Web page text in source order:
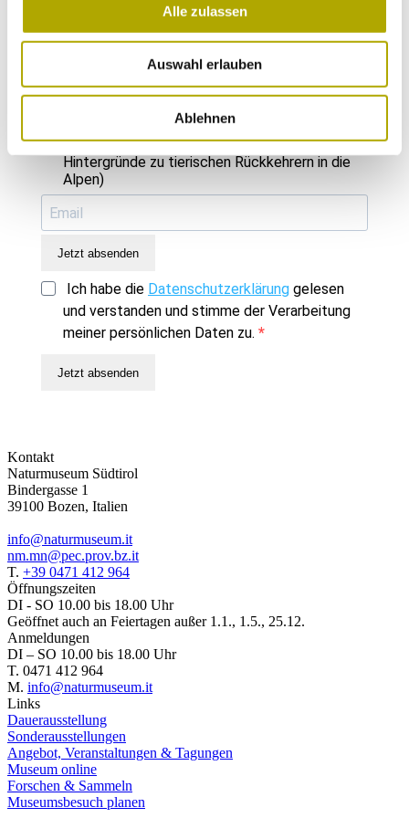
Alle zulassen
Auswahl erlauben
Ablehnen
Wähle die Newsletter aus, für die du dich
Veranstaltungen und Montagsprogramm)
Rückkehr in die Alpen (Aktuelles und
Hintergründe zu tierischen Rückkehrern in die
Alpen)
Jetzt absenden
Ich habe die Datenschutzerklärung gelesen
und verstanden und stimme der Verarbeitung
meiner persönlichen Daten zu.
Jetzt absenden
Kontakt
Naturmuseum Südtirol
Bindergasse 1
39100 Bozen, Italien
info@naturmuseum.it
nm.mn@pec.prov.bz.it
T. +39 0471 412 964
Öffnungszeiten
DI - SO 10.00 bis 18.00 Uhr
Geöffnet auch an Feiertagen außer 1.1., 1.5., 25.12.
Anmeldungen
DI – SO 10.00 bis 18.00 Uhr
T. 0471 412 964
M. info@naturmuseum.it
Links
Dauerausstellung
Sonderausstellungen
Angebot, Veranstaltungen & Tagungen
Museum online
Forschen & Sammeln
Museumsbesuch planen